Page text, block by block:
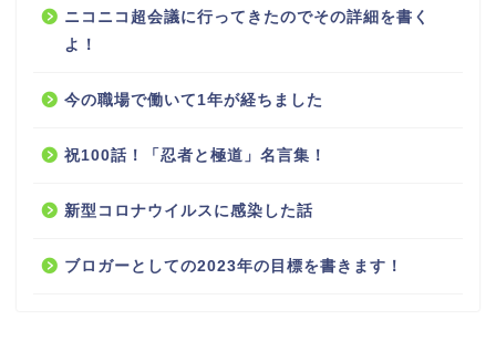
ニコニコ超会議に行ってきたのでその詳細を書く
よ！
今の職場で働いて1年が経ちました
祝100話！「忍者と極道」名言集！
新型コロナウイルスに感染した話
ブロガーとしての2023年の目標を書きます！